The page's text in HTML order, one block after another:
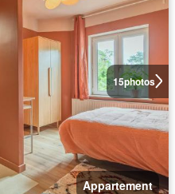
15photos
Appartement